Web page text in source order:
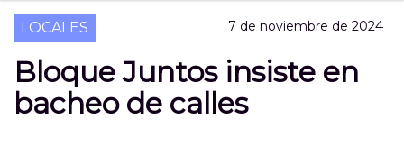
LOCALES 7 de noviembre de 2024
Bloque Juntos insiste en
bacheo de calles